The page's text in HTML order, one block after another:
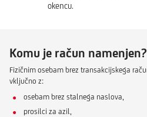
okencu.
Komu je račun namenjen?
Fizičnim osebam brez transakcijskega
vključno z:
osebam brez stalnega naslova,
prosilci za azil,